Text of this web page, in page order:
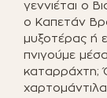
γεννιέται ο
ο Καπετάν
μυξοτέρας ή
πνιγούμε
καταρράχτη;